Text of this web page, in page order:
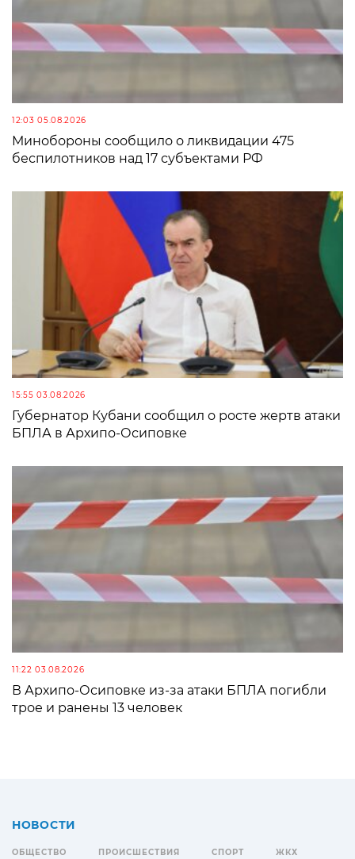
12:03 05.08.2026
Минобороны сообщило о ликвидации 475
беспилотников над 17 субъектами РФ
15:55 03.08.2026
Губернатор Кубани сообщил о росте жертв атаки
БПЛА в Архипо-Осиповке
11:22 03.08.2026
В Архипо-Осиповке из-за атаки БПЛА погибли
трое и ранены 13 человек
НОВОСТИ
ОБЩЕСТВО ПРОИСШЕСТВИЯ СПОРТ ЖКХ